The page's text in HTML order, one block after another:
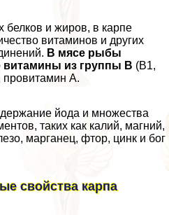
и жиров, в карпе
витаминов и других
В мясе рыбы
витамины из группы В (В1,
А.
йода и множества
таких как калий, магний,
марганец, фтор, цинк и бог
свойства карпа